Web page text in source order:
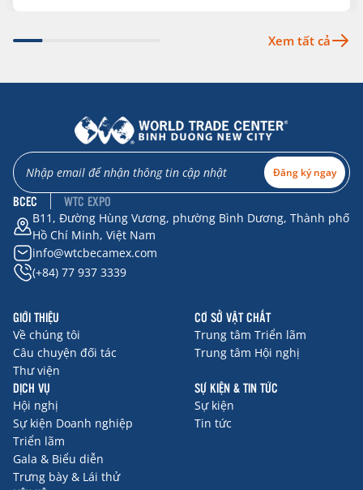
Xem tất cả
Đăng ký ngay
BCEC WTC EXPO
B11, Đường Hùng Vương, phường Bình Dương, Thành phố
Hồ Chí Minh, Việt Nam
info@wtcbecamex.com
(+84) 77 937 3339
GIỚI THIỆU
Về chúng tôi
Câu chuyện đối tác
Thư viện
CƠ SỞ VẬT CHẤT
Trung tâm Triển lãm
Trung tâm Hội nghị
DỊCH VỤ
Hội nghị
Sự kiện Doanh nghiệp
Triển lãm
Gala & Biểu diễn
Trưng bày & Lái thử
SỰ KIỆN & TIN TỨC
Sự kiện
Tin tức